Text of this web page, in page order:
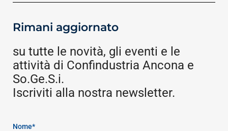
Rimani aggiornato
su tutte le novità, gli eventi e le
attività di Confindustria Ancona e
So.Ge.S.i.
Iscriviti alla nostra newsletter.
Nome*